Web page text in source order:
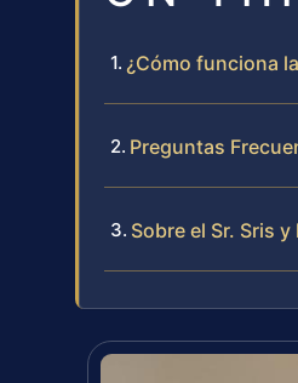
¿Cómo funciona
Preguntas
Sobre el Sr. Sris